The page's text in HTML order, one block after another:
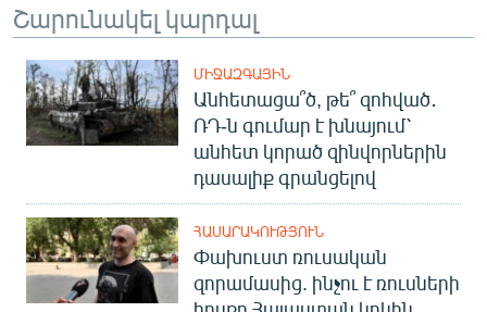
Շարունակել կարդալ
ՄԻՋԱԶԳԱՅԻՆ
Անհետացա՞ծ, թե՞ զոհված․
ՌԴ-ն գումար է խնայում՝
անհետ կորած զինվորներին
դասալիք գրանցելով
ՀԱՍԱՐԱԿՈՒԹՅՈՒՆ
Փախուստ ռուսական
զորամասից. ինչու է ռուսների